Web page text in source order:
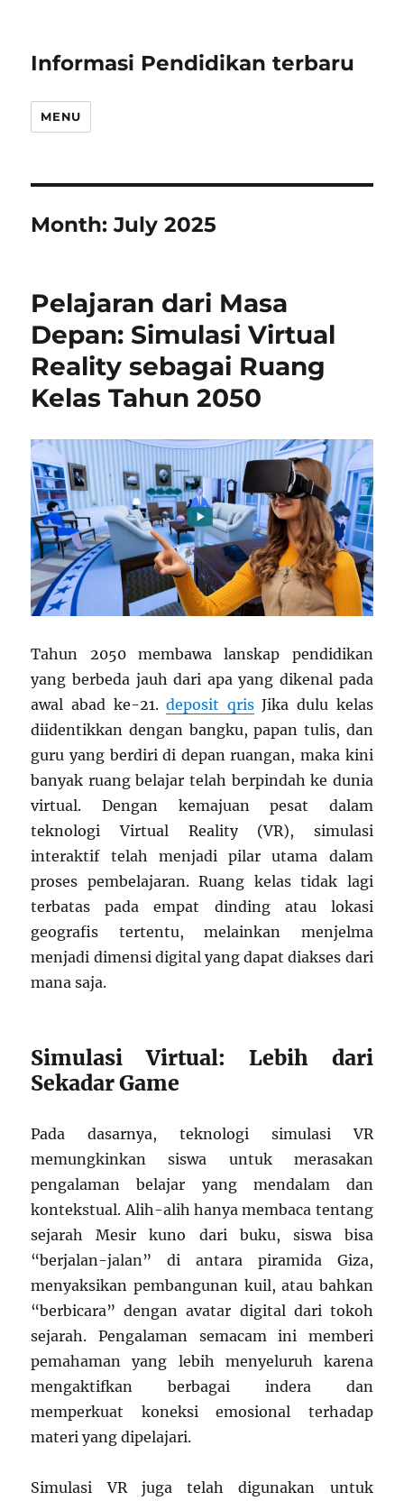
Informasi Pendidikan terbaru
MENU
Month:July 2025
Pelajaran dari Masa
Depan: Simulasi Virtual
Reality sebagai Ruang
Kelas Tahun 2050
Tahun 2050 membawa lanskap pendidikan
yang berbeda jauh dari apa yang dikenal pada
awal abad ke-21.deposit qrisJika dulu kelas
diidentikkan dengan bangku, papan tulis, dan
guru yang berdiri di depan ruangan, maka kini
banyak ruang belajar telah berpindah ke dunia
virtual. Dengan kemajuan pesat dalam
teknologi Virtual Reality (VR), simulasi
interaktif telah menjadi pilar utama dalam
proses pembelajaran. Ruang kelas tidak lagi
terbatas pada empat dinding atau lokasi
geografis tertentu, melainkan menjelma
menjadi dimensi digital yang dapat diakses dari
mana saja.
Simulasi Virtual: Lebih dari
Sekadar Game
Pada dasarnya, teknologi simulasi VR
memungkinkan siswa untuk merasakan
pengalaman belajar yang mendalam dan
kontekstual. Alih-alih hanya membaca tentang
sejarah Mesir kuno dari buku, siswa bisa
“berjalan-jalan” di antara piramida Giza,
menyaksikan pembangunan kuil, atau bahkan
“berbicara” dengan avatar digital dari tokoh
sejarah. Pengalaman semacam ini memberi
pemahaman yang lebih menyeluruh karena
mengaktifkan berbagai indera dan
memperkuat koneksi emosional terhadap
materi yang dipelajari.
Simulasi VR juga telah digunakan untuk